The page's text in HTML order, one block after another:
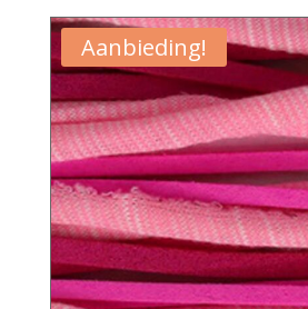
Aanbieding!